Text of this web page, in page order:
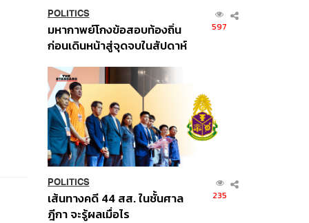
POLITICS
มหากาพย์โกงข้อสอบท้องถิ่น
ก่อนเดินหน้าสู่จุดจบในสัปดาห์
597
POLITICS
เส้นทางคดี 44 สส. ในชั้นศาล
ฎีกา จะรู้ผลเมื่อไร
235